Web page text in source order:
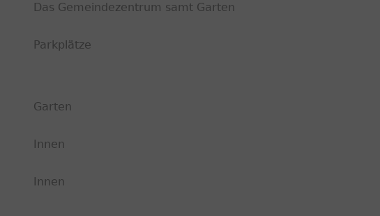
Das Gemeindezentrum samt Garten
Parkplätze
Garten
Innen
Innen